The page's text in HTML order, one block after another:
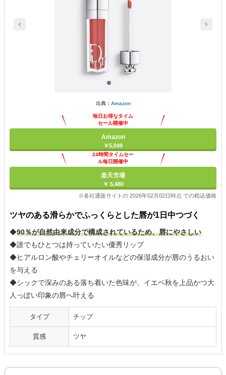
出典： Amazon
毎日お得なタイム
セール開催中
Amazon
￥5,049
24時間タイムセー
ル毎日開催中
楽天市場
￥ 5,480
※各社通販サイトの 2026年02月02日時点 での税込価格
ツヤのある滑らかでふっくらとした唇が1日中つづく
◆90％が自然由来成分で構成されているため、唇にやさしい
◆誰でもひとつは持っていたい優秀リップ
◆ヒアルロン酸やチェリーオイルなどの保湿成分が唇のうるおい
を与える
◆シックで深みのある落ち着いた色味が、イエベ秋を上品かつ大
人っぽい印象の唇へ叶える
タイプ チップ
質感 ツヤ